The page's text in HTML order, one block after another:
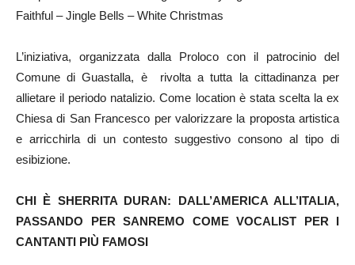
Faithful – Jingle Bells – White Christmas
L’iniziativa, organizzata dalla Proloco con il patrocinio del
Comune di Guastalla, è rivolta a tutta la cittadinanza per
allietare il periodo natalizio. Come location è stata scelta la ex
Chiesa di San Francesco per valorizzare la proposta artistica
e arricchirla di un contesto suggestivo consono al tipo di
esibizione.
CHI È SHERRITA DURAN: DALL’AMERICA ALL’ITALIA,
PASSANDO PER SANREMO COME VOCALIST PER I
CANTANTI PIÙ FAMOSI